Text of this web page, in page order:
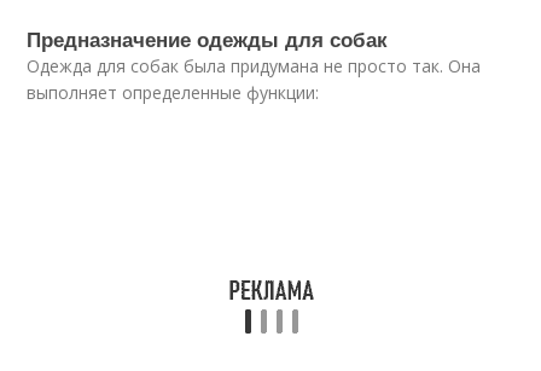
Предназначение одежды для собак
Одежда для собак была придумана не просто так. Она
выполняет определенные функции: